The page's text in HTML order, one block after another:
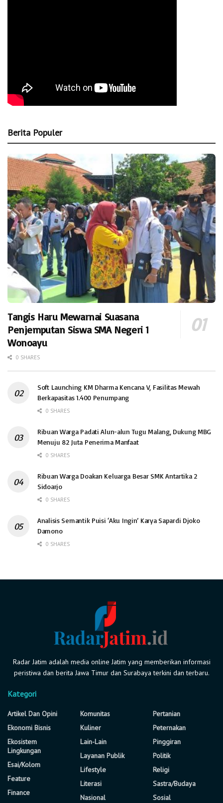
Berita Populer
Tangis Haru Mewarnai Suasana
Penjemputan Siswa SMA Negeri 1
Wonoayu
0 SHARES
Soft Launching KM Dharma Kencana V, Fasilitas Mewah
Berkapasitas 1.400 Penumpang
0 SHARES
Ribuan Warga Padati Alun-alun Tugu Malang, Dukung MBG
Menuju 82 Juta Penerima Manfaat
0 SHARES
Ribuan Warga Doakan Keluarga Besar SMK Antartika 2
Sidoarjo
0 SHARES
Analisis Semantik Puisi ‘Aku Ingin’ Karya Sapardi Djoko
Damono
0 SHARES
Radar Jatim adalah media online Jatim yang memberikan informasi
peristiwa dan berita Jawa Timur dan Surabaya terkini dan terbaru.
Kategori
Artikel Dan Opini
Ekonomi Bisnis
Ekosistem
Lingkungan
Esai/Kolom
Feature
Finance
Komunitas
Kuliner
Lain-Lain
Layanan Publik
Lifestyle
Literasi
Nasional
Pertanian
Peternakan
Pinggiran
Politik
Religi
Sastra/Budaya
Sosial